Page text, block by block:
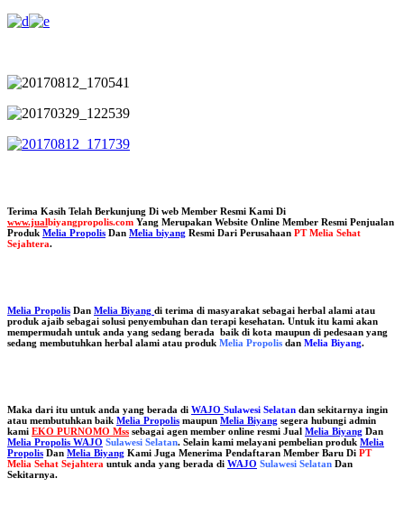
Terima Kasih Telah Berkunjung Di web Member Resmi Kami Di
www.jualbiyangpropolis.com Yang Merupakan Website Online Member Resmi Penjualan
Produk Melia Propolis Dan Melia biyang Resmi Dari Perusahaan PT Melia Sehat
Sejahtera.
Melia Propolis Dan Melia Biyang di terima di masyarakat sebagai herbal alami atau
produk ajaib sebagai solusi penyembuhan dan terapi kesehatan. Untuk itu kami akan
mempermudah untuk anda yang sedang berada baik di kota maupun di pedesaan yang
sedang membutuhkan herbal alami atau produk Melia Propolis dan Melia Biyang.
Maka dari itu untuk anda yang berada di WAJO Sulawesi Selatan dan sekitarnya ingin
atau membutuhkan baik Melia Propolis maupun Melia Biyang segera hubungi admin
kami EKO PURNOMO Mss sebagai agen member online resmi Jual Melia Biyang Dan
Melia Propolis WAJO Sulawesi Selatan. Selain kami melayani pembelian produk Melia
Propolis Dan Melia Biyang Kami Juga Menerima Pendaftaran Member Baru Di PT
Melia Sehat Sejahtera untuk anda yang berada di WAJO Sulawesi Selatan Dan
Sekitarnya.